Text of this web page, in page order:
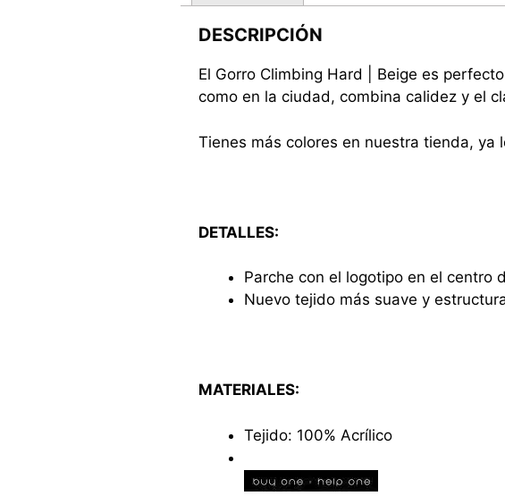
DESCRIPCIÓN
El Gorro Climbing Hard | Beige es
como en la ciudad, combina calidez y el
Tienes más colores en nuestra tienda, ya
DETALLES:
Parche con el logotipo en el centro
Nuevo tejido más suave y
MATERIALES:
Tejido: 100% Acrílico